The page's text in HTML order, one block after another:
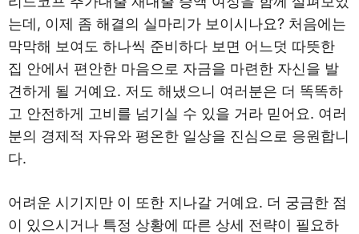
는데, 이제 좀 해결의 실마리가 보이시나요? 처음에는
막막해 보여도 하나씩 준비하다 보면 어느덧 따뜻한
집 안에서 편안한 마음으로 자금을 마련한 자신을 발
견하게 될 거예요. 저도 해냈으니 여러분은 더 똑똑하
고 안전하게 고비를 넘기실 수 있을 거라 믿어요. 여러
분의 경제적 자유와 평온한 일상을 진심으로 응원합니
다.
어려운 시기지만 이 또한 지나갈 거예요. 더 궁금한 점
이 있으시거나 특정 상황에 따른 상세 전략이 필요하